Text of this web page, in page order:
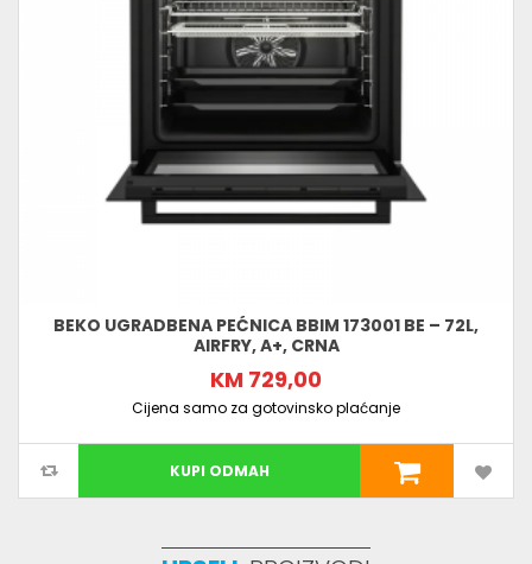
BEKO UGRADBENA PEĆNICA BBIM 173001 BE – 72L,
AIRFRY, A+, CRNA
KM 729,00
Cijena samo za gotovinsko plaćanje
KUPI ODMAH